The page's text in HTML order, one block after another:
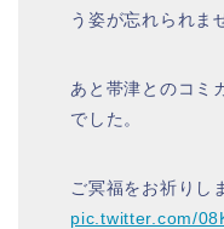
う姿が忘れられま
あと帯津とのコミ
でした。
ご冥福をお祈りし
pic.twitter.com/